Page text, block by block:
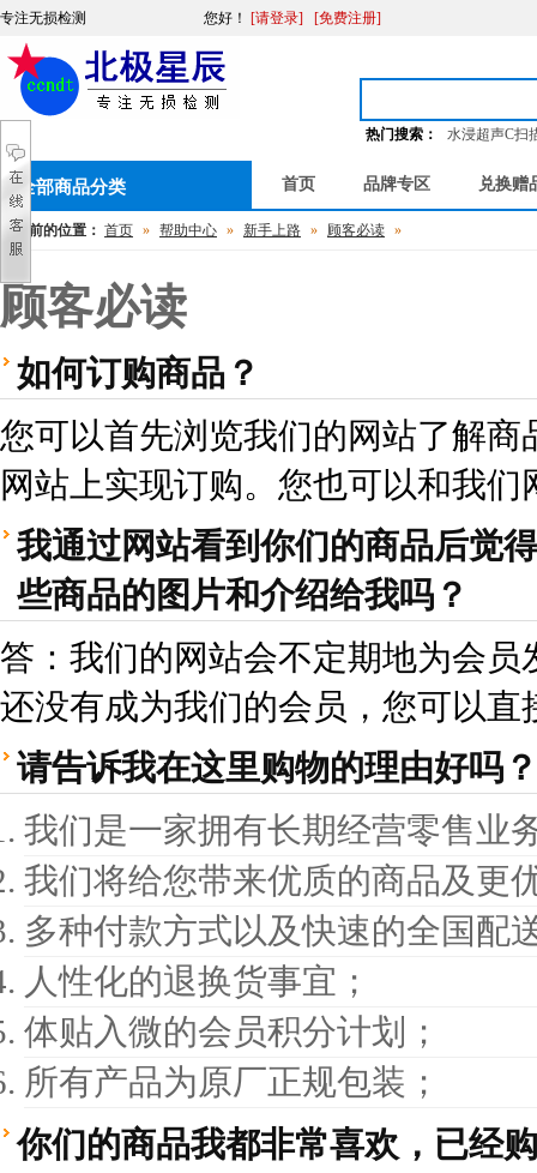
专注无损检测 您好 ！ [请登录] [免费注册]
热门搜索： 水浸超声C扫
全部商品分类 首页 品牌专区 兑换赠
您当前的位置： 首页 » 帮助中心 » 新手上路 » 顾客必读 »
顾客必读
如何订购商品？
您可以首先浏览我们的网站了解
网站上实现订购。您也可以和我
我通过网站看到你们的商品后觉
些商品的图片和介绍给我吗？
答：我们的网站会不定期地为会
还没有成为我们的会员，您可以
请告诉我在这里购物的理由好吗？
我们是一家拥有长期经营零售业
我们将给您带来优质的商品及更
多种付款方式以及快速的全国配
人性化的退换货事宜；
体贴入微的会员积分计划；
所有产品为原厂正规包装；
你们的商品我都非常喜欢，已经